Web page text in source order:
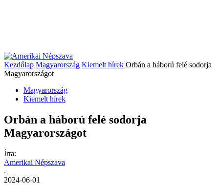
Kezdőlap Magyarország Kiemelt hírek Orbán a háború felé sodorja
Magyarországot
Magyarország
Kiemelt hírek
Orbán a háború felé sodorja
Magyarországot
Írta:
Amerikai Népszava
-
2024-06-01